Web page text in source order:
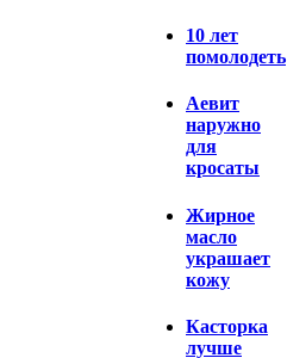
10 лет
помолодеть
Аевит
наружно
для
кросаты
Жирное
масло
украшает
кожу
Касторка
лучше